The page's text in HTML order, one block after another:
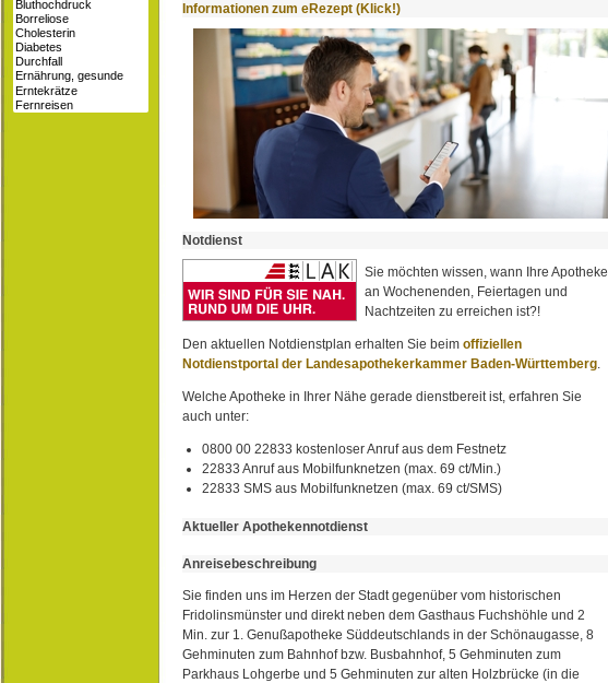
Informationen zum eRezept (Klick!)
Notdienst
Sie möchten wissen, wann Ihre Apotheke
an Wochenenden, Feiertagen und
Nachtzeiten zu erreichen ist?!
Den aktuellen Notdienstplan erhalten Sie beim offiziellen
Notdienstportal der Landesapothekerkammer Baden-Württemberg
Welche Apotheke in Ihrer Nähe gerade dienstbereit ist, erfahren Sie
auch unter:
0800 00 22833 kostenloser Anruf aus dem Festnetz
22833 Anruf aus Mobilfunknetzen (max. 69 ct/Min.)
22833 SMS aus Mobilfunknetzen (max. 69 ct/SMS)
Aktueller Apothekennotdienst
Anreisebeschreibung
Sie finden uns im Herzen der Stadt gegenüber vom historischen
Fridolinsmünster und direkt neben dem Gasthaus Fuchshöhle und 2
Min. zur 1. Genußapotheke Süddeutschlands in der Schönaugasse, 8
Gehminuten zum Bahnhof bzw. Busbahnhof, 5 Gehminuten zum
Parkhaus Lohgerbe und 5 Gehminuten zur alten Holzbrücke (in die